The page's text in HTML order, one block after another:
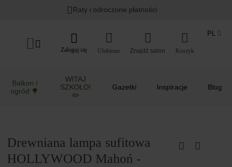
Raty i odroczone płatności
Zaloguj się Ulubione Koszyk
PL
Balkon i
ogród 🌳
WITAJ
SZKOŁO!
✏️
Gazetki Inspiracje Blog
Drewniana lampa sufitowa
HOLLYWOOD Mahoń -